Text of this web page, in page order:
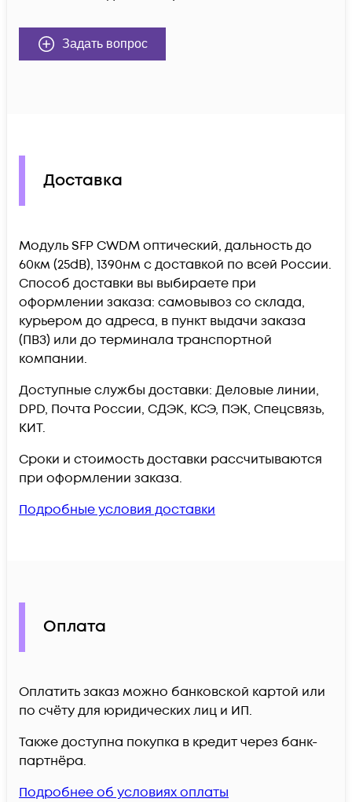
Задать вопрос
Доставка
Модуль SFP CWDM оптический, дальность до
60км (25dB), 1390нм c доставкой по всей России.
Способ доставки вы выбираете при
оформлении заказа: самовывоз со склада,
курьером до адреса, в пункт выдачи заказа
(ПВЗ) или до терминала транспортной
компании.
Доступные службы доставки: Деловые линии,
DPD, Почта России, СДЭК, КСЭ, ПЭК, Спецсвязь,
КИТ.
Сроки и стоимость доставки рассчитываются
при оформлении заказа.
Подробные условия доставки
Оплата
Оплатить заказ можно банковской картой или
по счёту для юридических лиц и ИП.
Также доступна покупка в кредит через банк-
партнёра.
Подробнее об условиях оплаты